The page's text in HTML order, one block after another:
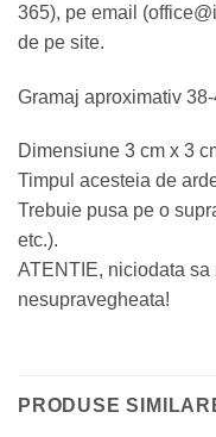
365), pe email
de pe site.
Gramaj aproximativ
Dimensiune 3 cm x 3
Timpul acesteia de
Trebuie pusa pe o
etc.).
ATENTIE, niciodata
nesupravegheata!
PRODUSE